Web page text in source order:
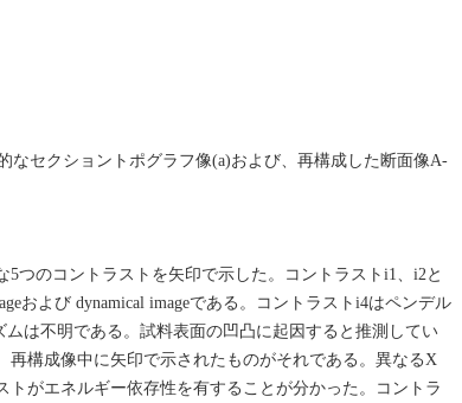
セクショントポグラフ像(a)および、再構成した断面像A-
つのコントラストを矢印で示した。コントラストi1、i2と
および dynamical imageである。コントラストi4はペンデル
は不明である。試料表面の凹凸に起因すると推測してい
構成像中に矢印で示されたものがそれである。異なるX
がエネルギー依存性を有することが分かった。コントラ